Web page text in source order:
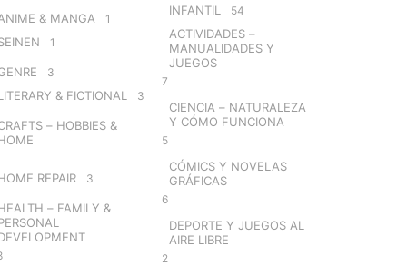
& MANGA 1
1
3
& FICTIONAL 3
– HOBBIES &
REPAIR 3
– FAMILY &
INFANTIL 54
ACTIVIDADES –
MANUALIDADES Y
JUEGOS
7
CIENCIA – NATURALEZA
Y CÓMO FUNCIONA
5
CÓMICS Y NOVELAS
GRÁFICAS
6
DEPORTE Y JUEGOS AL
AIRE LIBRE
2